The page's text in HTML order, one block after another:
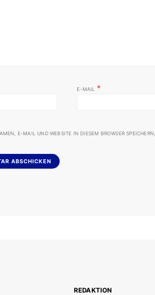
E-MAIL *
E-MAIL UND WEBSITE IN DIESEM BROWSER
REDAKTION